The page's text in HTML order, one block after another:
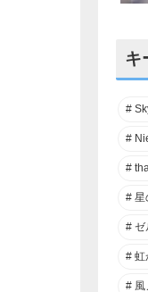
キ
星
ゼ
虹
風